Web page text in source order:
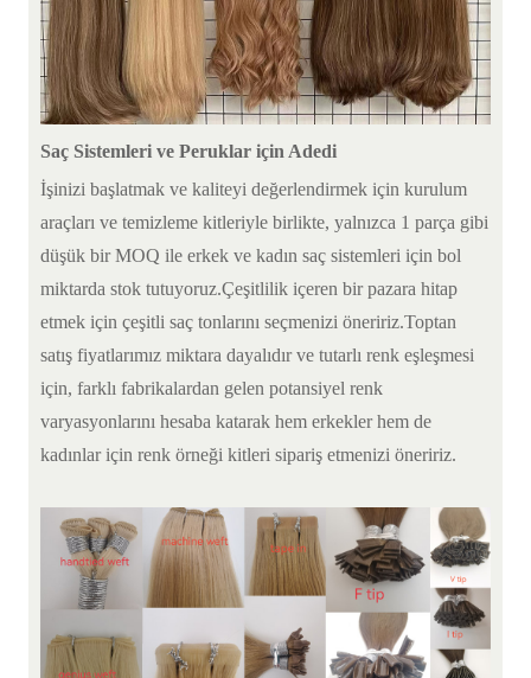
Saç Sistemleri ve Peruklar için Adedi
İşinizi başlatmak ve kaliteyi değerlendirmek için kurulum
araçları ve temizleme kitleriyle birlikte, yalnızca 1 parça gibi
düşük bir MOQ ile erkek ve kadın saç sistemleri için bol
miktarda stok tutuyoruz.Çeşitlilik içeren bir pazara hitap
etmek için çeşitli saç tonlarını seçmenizi öneririz.Toptan
satış fiyatlarımız miktara dayalıdır ve tutarlı renk eşleşmesi
için, farklı fabrikalardan gelen potansiyel renk
varyasyonlarını hesaba katarak hem erkekler hem de
kadınlar için renk örneği kitleri sipariş etmenizi öneririz.